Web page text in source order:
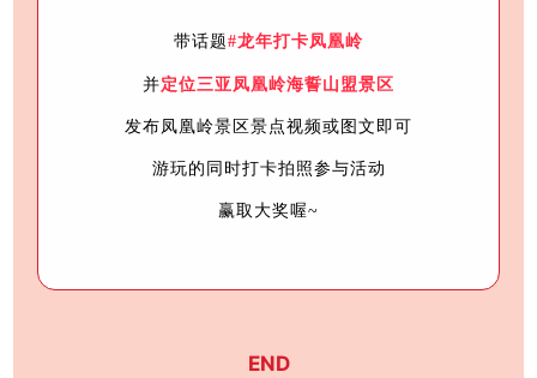
带话题#龙年打卡凤凰岭
并定位三亚凤凰岭海誓山盟景区
发布凤凰岭景区景点视频或图文即可
游玩的同时打卡拍照参与活动
赢取大奖喔~
END